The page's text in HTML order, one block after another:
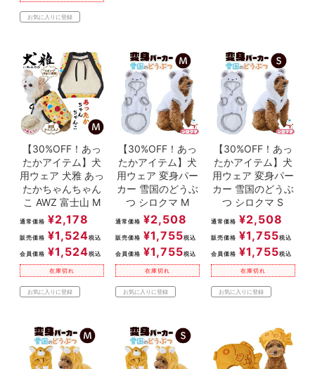
お気に入りに登録
【30%OFF！あっ
たかアイテム】犬
用ウェア 犬雅 あっ
たかちゃんちゃん
こ AWZ 富士山 M
通常価格 ¥2,178
販売価格 ¥1,524税込
会員価格 ¥1,524税込
在庫切れ
お気に入りに登録
【30%OFF！あっ
たかアイテム】犬
用ウェア 変身パー
カー 雪国のどうぶ
つ シロクマ M
通常価格 ¥2,508
販売価格 ¥1,755税込
会員価格 ¥1,755税込
在庫切れ
お気に入りに登録
【30%OFF！あっ
たかアイテム】犬
用ウェア 変身パー
カー 雪国のどうぶ
つ シロクマ S
通常価格 ¥2,508
販売価格 ¥1,755税込
会員価格 ¥1,755税込
在庫切れ
お気に入りに登録